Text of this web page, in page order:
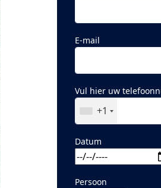
E-mail
Vul hier uw
+1
Datum
Persoon